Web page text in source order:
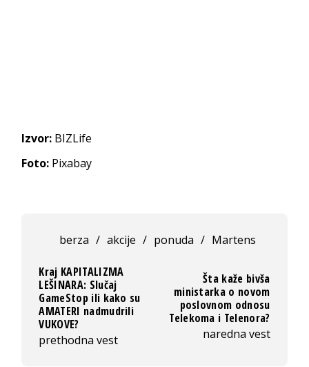
Izvor: BIZLife
Foto: Pixabay
berza / akcije / ponuda / Martens
Kraj KAPITALIZMA
LEŠINARA: Slučaj
GameStop ili kako su
AMATERI nadmudrili
VUKOVE?
prethodna vest
Šta kaže bivša
ministarka o novom
poslovnom odnosu
Telekoma i Telenora?
naredna vest